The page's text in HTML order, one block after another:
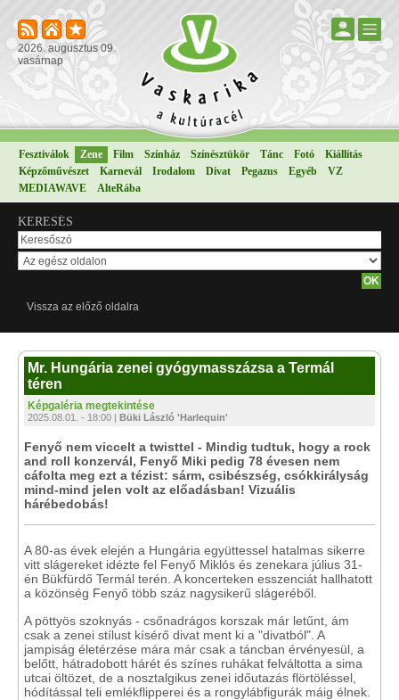
2026. augusztus 09.
vasárnap
Fesztiválok Zene Film Színház Színésztükör Tánc Fotó
Kiállítás
Képzőművészet
Karnevál Irodalom Divat Pegazus Egyéb
VZ
MEDIAWAVE
AlteRába
KERESÉS
Vissza az előző oldalra
Mr. Hungária zenei gyógymasszázsa a Termál
téren
Képgaléria megtekintése
2025.08.01. - 18:00 | Büki László 'Harlequin'
Fenyő nem viccelt a twisttel - Mindig tudtuk, hogy a rock
and roll konzervál, Fenyő Miki pedig 78 évesen nem
cáfolta meg ezt a tézist: sárm, csibészség, csókkirályság
mind-mind jelen volt az előadásban! Vizuális
hárébedobás!
A 80-as évek elején a Hungária együttessel hatalmas sikerre
vitt slágereket idézte fel Fenyő Miklós és zenekara július 31-
én Bükfürdő Termál terén. A koncerteken esszenciát hallhatott
a közönség Fenyő több száz nagysikerű slágeréből.
A pöttyös szoknyás - csőnadrágos korszak már letűnt, ám
csak a zenei stílust kísérő divat ment ki a "divatból". A
jampiság életérzése mára már csak a táncban érvényesül, a
belőtt, hátradobott hárét és színes ruhákat felváltotta a sima
utcai öltözet, de a nosztalgikus zenei időutazás flörtöléssel,
hódítással teli emlékflipperei és a rongylábfigurák máig élnek.